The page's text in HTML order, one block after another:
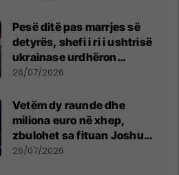
Pesë ditë pas marrjes së
detyrës, shefi i ri i ushtrisë
ukrainase urdhëron
kontroll të madh
26/07/2026
Vetëm dy raunde dhe
miliona euro në xhep,
zbulohet sa fituan Joshua
e Prenga
26/07/2026